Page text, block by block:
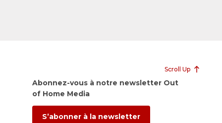
Scroll Up
Abonnez-vous à notre newsletter Out
of Home Media
S’abonner à la newsletter